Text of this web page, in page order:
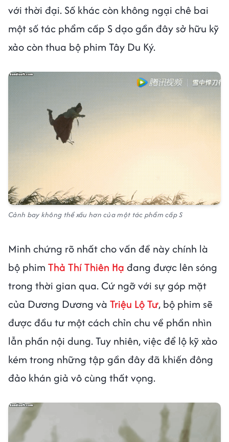
với thời đại. Số khác còn không ngại chê bai
một số tác phẩm cấp S dạo gần đây sở hữu kỹ
xảo còn thua bộ phim Tây Du Ký.
Cảnh bay không thể xấu hơn của một tác phẩm cấp S
Minh chứng rõ nhất cho vấn đề này chính là
bộ phim Thả Thí Thiên Hạ đang được lên sóng
trong thời gian qua. Cứ ngỡ với sự góp mặt
của Dương Dương và Triệu Lộ Tư, bộ phim sẽ
được đầu tư một cách chỉn chu về phần nhìn
lẫn phần nội dung. Tuy nhiên, việc để lộ kỹ xảo
kém trong những tập gần đây đã khiến đông
đảo khán giả vô cùng thất vọng.